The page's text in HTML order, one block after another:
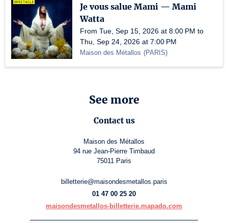
Je vous salue Mami — Mami
Watta
From Tue, Sep 15, 2026 at 8:00 PM to
Thu, Sep 24, 2026 at 7:00 PM
Maison des Métallos (PARIS)
See more
Contact us
Maison des Métallos
94 rue Jean-Pierre Timbaud
75011 Paris
billetterie@maisondesmetallos.paris
01 47 00 25 20
maisondesmetallos-billetterie.mapado.com